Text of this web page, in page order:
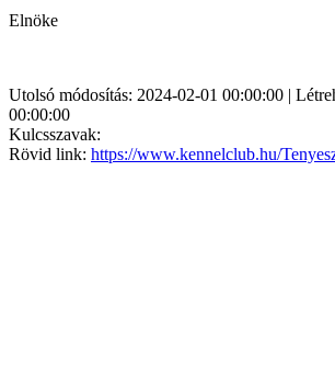
Elnöke
Utolsó módosítás: 2024-02-01 00:00:00 |
00:00:00
Kulcsszavak:
Rövid link: https://www.kennelclub.hu/